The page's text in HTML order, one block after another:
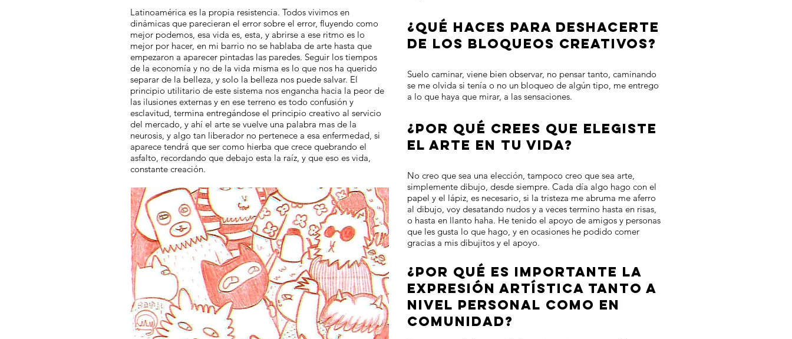
Latinoamérica es la propia resistencia. Todos vivimos en
dinámicas que parecieran el error sobre el error, fluyendo como
mejor podemos, esa vida es, esta, y abrirse a ese ritmo es lo
mejor por hacer, en mi barrio no se hablaba de arte hasta que
empezaron a aparecer pintadas las paredes. Seguir los tiempos
de la economía y no de la vida misma es lo que nos ha querido
separar de la belleza, y solo la belleza nos puede salvar. El
principio utilitario de este sistema nos engancha hacia la peor de
las ilusiones externas y en ese terreno es todo confusión y
esclavitud, termina entregándose el principio creativo al servicio
del mercado, y ahí el arte se vuelve una palabra mas de la
neurosis, y algo tan liberador no pertenece a esa enfermedad, si
aparece tendrá que ser como hierba que crece quebrando el
asfalto, recordando que debajo esta la raíz, y que eso es vida,
constante creación.
¿QUÉ HACES PARA DESHACERTE
DE LOS BLOQUEOS CREATIVOS?
Suelo caminar, viene bien observar, no pensar tanto, caminando
se me olvida si tenía o no un bloqueo de algún tipo, me entrego
a lo que haya que mirar, a las sensaciones.
¿POR QUÉ CREES QUE ELEGISTE
EL ARTE EN TU VIDA?
No creo que sea una elección, tampoco creo que sea arte,
simplemente dibujo, desde siempre. Cada día algo hago con el
papel y el lápiz, es necesario, si la tristeza me abruma me aferro
al dibujo, voy desatando nudos y a veces termino hasta en risas,
o hasta en llanto haha. He tenido el apoyo de amigos y personas
que les gusta lo que hago, y en ocasiones he podido comer
gracias a mis dibujitos y el apoyo.
¿POR QUÉ ES IMPORTANTE LA
EXPRESIÓN ARTÍSTICA TANTO A
NIVEL PERSONAL COMO EN
COMUNIDAD?